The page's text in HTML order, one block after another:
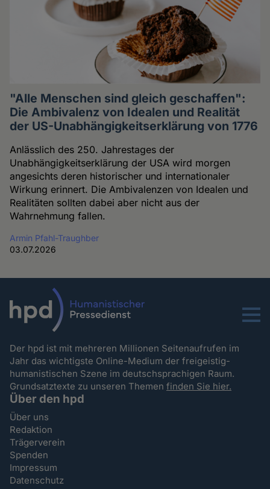
"Alle Menschen sind gleich geschaffen":
Die Ambivalenz von Idealen und Realität
der US-Unabhängigkeitserklärung von 1776
Anlässlich des 250. Jahrestages der
Unabhängigkeitserklärung der USA wird morgen
angesichts deren historischer und internationaler
Wirkung erinnert. Die Ambivalenzen von Idealen und
Realitäten sollten dabei aber nicht aus der
Wahrnehmung fallen.
Armin Pfahl-Traughber
03.07.2026
Menu
Der hpd ist mit mehreren Millionen Seitenaufrufen im
Jahr das wichtigste Online-Medium der freigeistig-
humanistischen Szene im deutschsprachigen Raum.
Grundsatztexte zu unseren Themenfinden Sie hier.
Über den hpd
Über uns
Redaktion
Trägerverein
Spenden
Impressum
Datenschutz